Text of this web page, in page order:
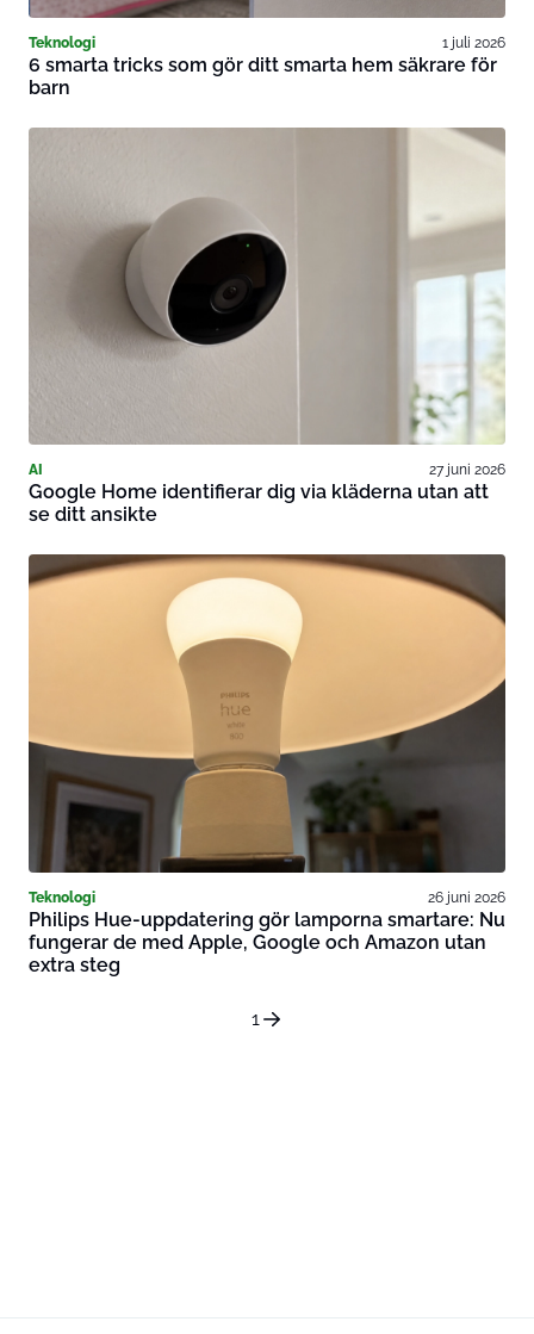
Teknologi 1 juli 2026
6 smarta tricks som gör ditt smarta hem säkrare för
barn
AI 27 juni 2026
Google Home identifierar dig via kläderna utan att
se ditt ansikte
Teknologi 26 juni 2026
Philips Hue-uppdatering gör lamporna smartare: Nu
fungerar de med Apple, Google och Amazon utan
extra steg
1